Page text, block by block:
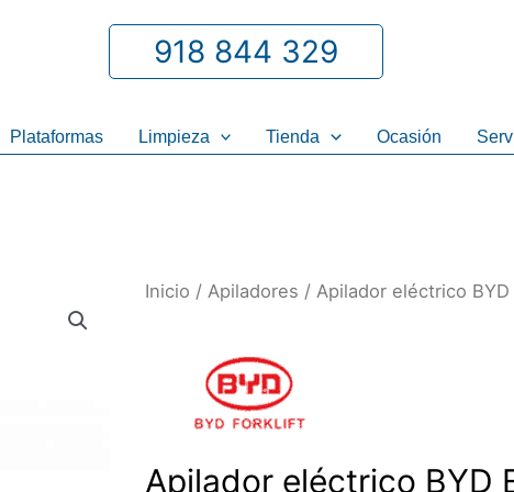
918 844 329
Plataformas Limpieza Tienda Ocasión
Inicio / Apiladores / Apilador eléctrico BYD
Apilador eléctrico BYD